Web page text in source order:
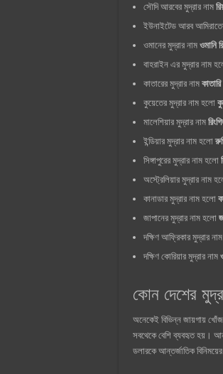
সৌদি আরবের মুদ্রার নাম
ইউনাইটেড আরব
ওমানের মুদ্রার নাম ওমানি
বাহরাইন এর মুদ্রার নাম
কাতারের মুদ্রার নাম
কুয়েতের মুদ্রার নাম হলো
মালেশিয়ার মুদ্রার নাম
ইন্ডিয়ার মুদ্রার নাম হলো
সিঙ্গাপুরের মুদ্রার নাম হলো
অস্ট্রেলিয়ার মুদ্রার নাম
কানাডার মুদ্রার নাম হলো
জাপানের মুদ্রার নাম হলো
দক্ষিণ আফ্রিকার মুদ্রার নাম
দক্ষিণ কোরিয়ার মুদ্রার নাম
কোন দেশের
অনেকেই বিভিন্ন জায়গায়
সবথেকে বেশি ব্যবহৃত হয়।
ডলারকে আন্তর্জাতিক